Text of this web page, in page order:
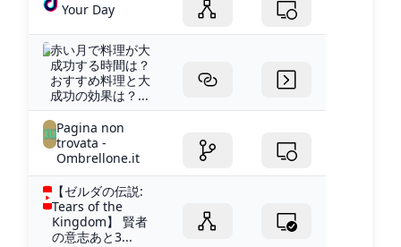
Your Day
赤い月で料理が大
成功する時間は？
おすすめ料理と大
成功の効果は？...
Pagina non
trovata -
Ombrellone.it
【ゼルダの伝説:
Tears of the
Kingdom】 賢者
の意志あと3...